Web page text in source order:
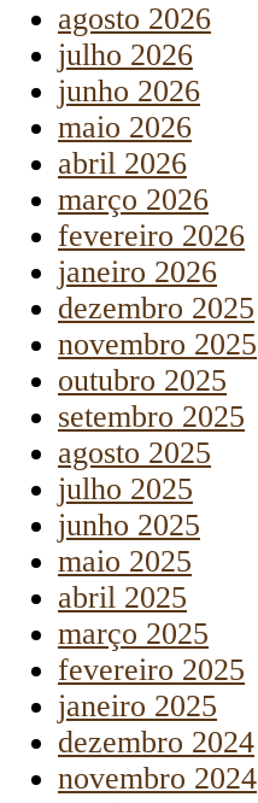
agosto 2026
julho 2026
junho 2026
maio 2026
abril 2026
março 2026
fevereiro 2026
janeiro 2026
dezembro 2025
novembro 2025
outubro 2025
setembro 2025
agosto 2025
julho 2025
junho 2025
maio 2025
abril 2025
março 2025
fevereiro 2025
janeiro 2025
dezembro 2024
novembro 2024